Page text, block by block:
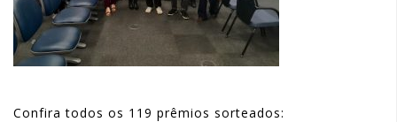
Confira todos os 119 prêmios sorteados: